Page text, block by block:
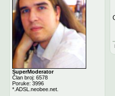
SuperModerator
Član broj: 6578
Poruke: 3996
*.ADSL.neobee.net.